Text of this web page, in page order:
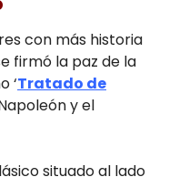
con más historia
firmó la paz de la
‘Tratado de
y el
situado al lado